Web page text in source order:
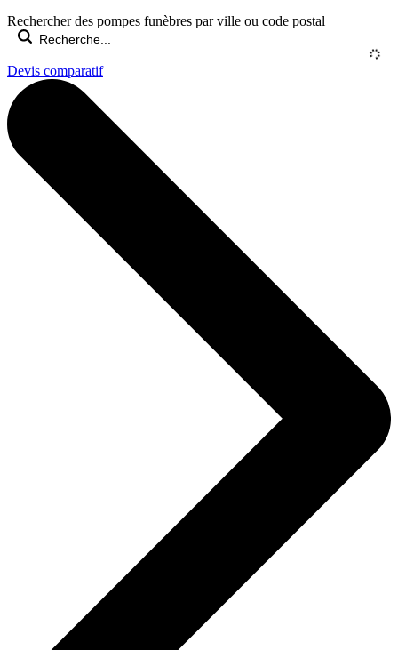
Rechercher des pompes funèbres par ville ou code postal
Devis comparatif